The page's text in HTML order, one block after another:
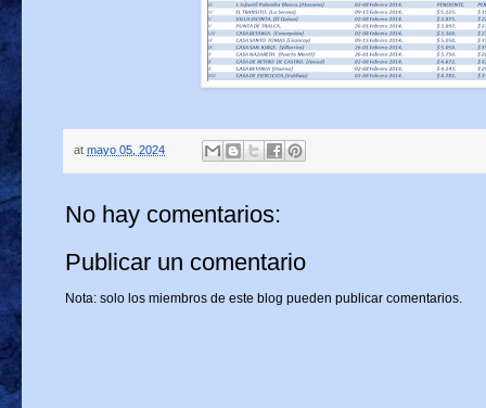
at mayo 05, 2024
No hay comentarios:
Publicar un comentario
Nota: solo los miembros de este blog pueden publicar comentarios.